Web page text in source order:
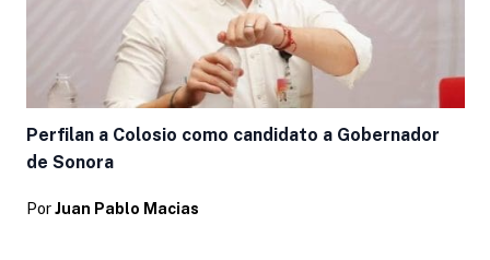
Perfilan a Colosio como candidato a Gobernador
de Sonora
Por Juan Pablo Macias